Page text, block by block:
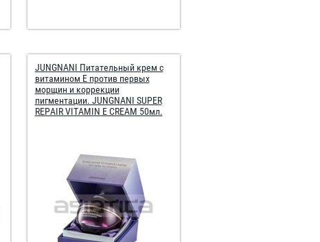
JUNGNANI Питательный крем с
витамином E против первых
морщин и коррекции
пигментации. JUNGNANI SUPER
REPAIR VITAMIN E CREAM 50мл.